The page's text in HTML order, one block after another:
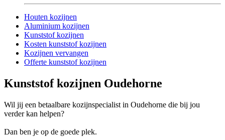
Houten kozijnen
Aluminium kozijnen
Kunststof kozijnen
Kosten kunststof kozijnen
Kozijnen vervangen
Offerte kunststof kozijnen
Kunststof kozijnen Oudehorne
Wil jij een betaalbare kozijnspecialist in Oudehorne die bij jou
verder kan helpen?
Dan ben je op de goede plek.